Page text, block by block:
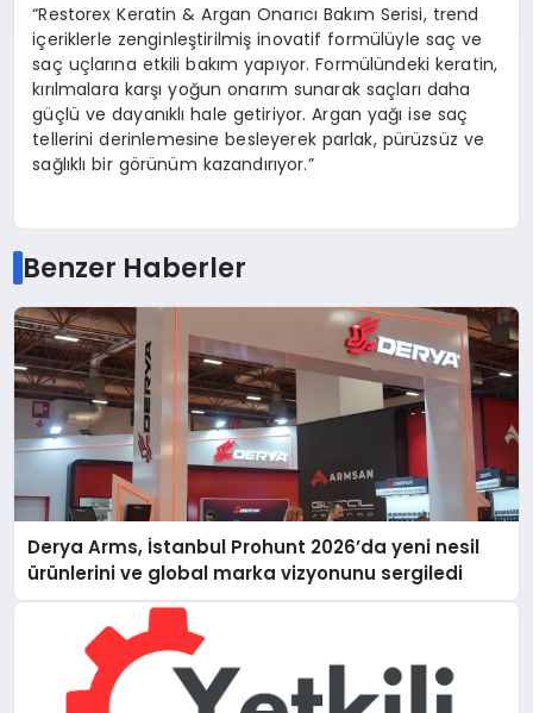
“Restorex Keratin & Argan Onarıcı Bakım Serisi, trend
içeriklerle zenginleştirilmiş inovatif formülüyle saç ve
saç uçlarına etkili bakım yapıyor. Formülündeki keratin,
kırılmalara karşı yoğun onarım sunarak saçları daha
güçlü ve dayanıklı hale getiriyor. Argan yağı ise saç
tellerini derinlemesine besleyerek parlak, pürüzsüz ve
sağlıklı bir görünüm kazandırıyor.”
Benzer Haberler
Derya Arms, İstanbul Prohunt 2026’da yeni nesil
ürünlerini ve global marka vizyonunu sergiledi